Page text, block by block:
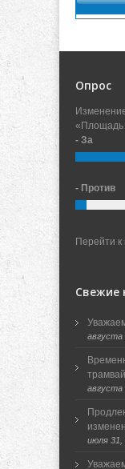
Опрос
«Площадь
- За
- Против
Перейти к
Свежие
августа
августа
июля 31,